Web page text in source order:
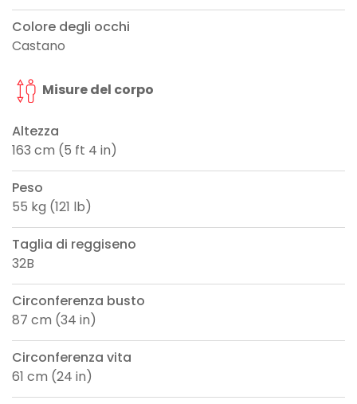
Colore degli occhi
Castano
Misure del corpo
Altezza
163 cm (5 ft 4 in)
Peso
55 kg (121 lb)
Taglia di reggiseno
32B
Circonferenza busto
87 cm (34 in)
Circonferenza vita
61 cm (24 in)